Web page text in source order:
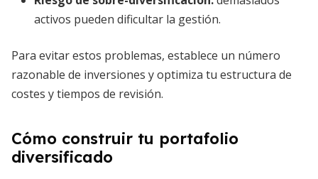
activos pueden dificultar la gestión.
Para evitar estos problemas, establece un número
razonable de inversiones y optimiza tu estructura de
costes y tiempos de revisión.
Cómo construir tu portafolio
diversificado